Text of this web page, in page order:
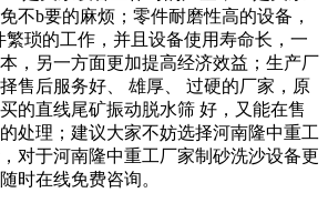
不b要的麻烦；零件耐磨性高的设备，
繁琐的工作，并且设备使用寿命长，一
，另一方面更加提高经济效益；生产厂
售后服务好、 雄厚、 过硬的厂家，原
的直线尾矿振动脱水筛 好，又能在售
处理；建议大家不妨选择河南隆中重工
对于河南隆中重工厂家制砂洗沙设备更
时在线免费咨询。